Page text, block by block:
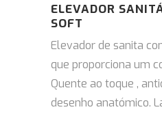
ELEVADOR
SOFT
Elevador de sanita
que proporciona um
Quente ao toque ,
desenho anatómico.